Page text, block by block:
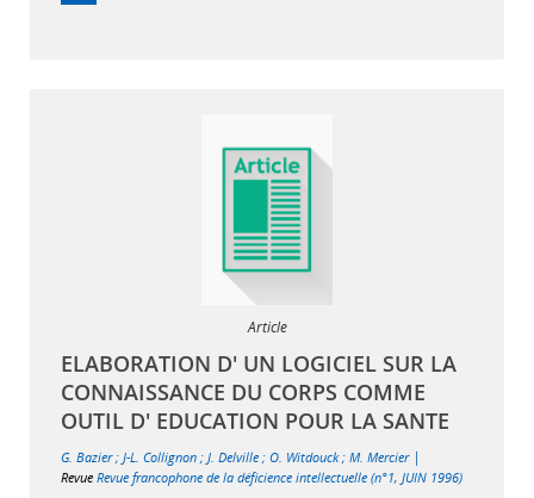
Article
ELABORATION D' UN LOGICIEL SUR LA
CONNAISSANCE DU CORPS COMME
OUTIL D' EDUCATION POUR LA SANTE
G. Bazier; J-L. Collignon ; J. Delville ; O. Witdouck; M. Mercier |
Revue Revue francophone de la déficience intellectuelle (n°1, JUIN 1996)